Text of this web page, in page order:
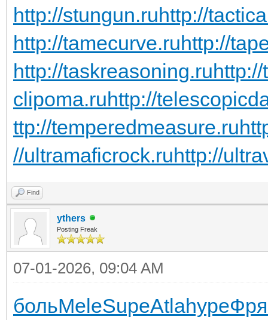
http://stungun.ruhttp://
http://tamecurve.ruhttp://
http://taskreasoning.ru
clipoma.ruhttp://
ttp://temperedmeasure.ru
//ultramaficrock.ruhttp://
Find
ythers
Posting Freak
07-01-2026, 09:04 AM
больMeleSupeAtlahype